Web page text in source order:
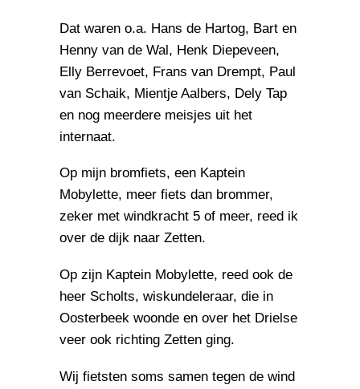
Dat waren o.a. Hans de Hartog, Bart en
Henny van de Wal, Henk Diepeveen,
Elly Berrevoet, Frans van Drempt, Paul
van Schaik, Mientje Aalbers, Dely Tap
en nog meerdere meisjes uit het
internaat.
Op mijn bromfiets, een Kaptein
Mobylette, meer fiets dan brommer,
zeker met windkracht 5 of meer, reed ik
over de dijk naar Zetten.
Op zijn Kaptein Mobylette, reed ook de
heer Scholts, wiskundeleraar, die in
Oosterbeek woonde en over het Drielse
veer ook richting Zetten ging.
Wij fietsten soms samen tegen de wind